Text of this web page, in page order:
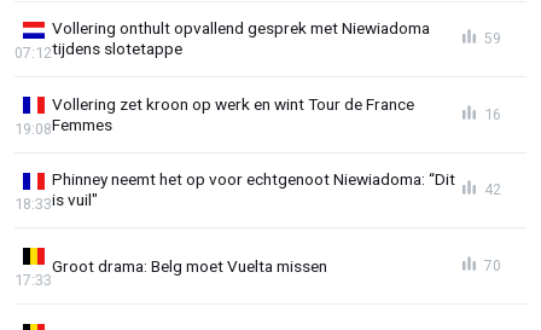
Vollering onthult opvallend gesprek met Niewiadoma
tijdens slotetappe
07:12
59
Vollering zet kroon op werk en wint Tour de France
Femmes
19:08
16
Phinney neemt het op voor echtgenoot Niewiadoma: “Dit
is vuil"
18:33
42
Groot drama: Belg moet Vuelta missen
17:33
70